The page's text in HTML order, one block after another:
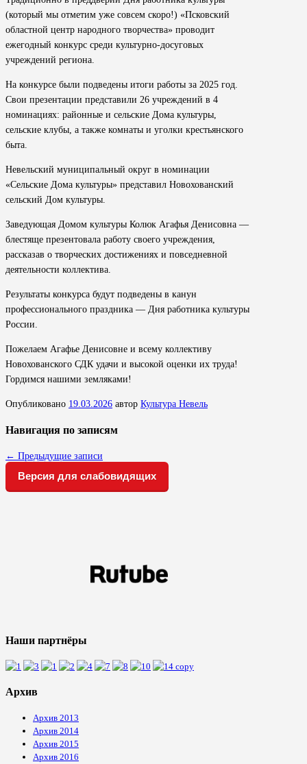
(который мы отметим уже совсем скоро!) «Псковский
областной центр народного творчества» проводит
ежегодный конкурс среди культурно-досуговых
учреждений региона.
На конкурсе были подведены итоги работы за 2025 год.
Свои презентации представили 26 учреждений в 4
номинациях: районные и сельские Дома культуры,
сельские клубы, а также комнаты и уголки крестьянского
быта.
Невельский муниципальный округ в номинации
«Сельские Дома культуры» представил Новохованский
сельский Дом культуры.
Заведующая Домом культуры Колюк Агафья Денисовна —
блестяще презентовала работу своего учреждения,
рассказав о творческих достижениях и повседневной
деятельности коллектива.
Результаты конкурса будут подведены в канун
профессионального праздника — Дня работника культуры
России.
Пожелаем Агафье Денисовне и всему коллективу
Новохованского СДК удачи и высокой оценки их труда!
Гордимся нашими земляками!
Опубликовано 19.03.2026 автор Культура Невель
Навигация по записям
← Предыдущие записи
Версия для слабовидящих
Наши партнёры
Архив
Архив 2013
Архив 2014
Архив 2015
Архив 2016